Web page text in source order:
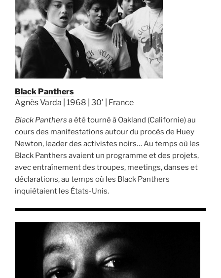
Black Panthers
Agnès Varda | 1968 | 30' | France
Black Panthers a été tourné à Oakland (Californie) au
cours des manifestations autour du procès de Huey
Newton, leader des activistes noirs… Au temps où les
Black Panthers avaient un programme et des projets,
avec entraînement des troupes, meetings, danses et
déclarations, au temps où les Black Panthers
inquiétaient les États-Unis.